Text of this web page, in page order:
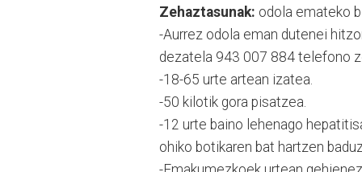
Zehaztasunak: odola emateko
-Aurrez odola eman dutenei
dezatela 943 007 884 telefono
-18-65 urte artean izatea.
-50 kilotik gora pisatzea.
-12 urte baino lehenago
ohiko botikaren bat hartzen